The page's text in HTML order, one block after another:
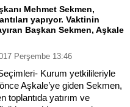
Mehmet Sekmen,
yapıyor. Vaktinin
Başkan Sekmen, Aşkale
Perşembe 13:46
Kurum yetkilileriyle
Aşkale’ye giden Sekmen,
toplantıda yatırım ve